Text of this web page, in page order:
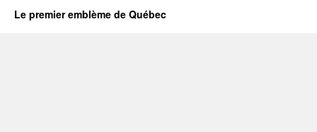
Le premier emblème de Québec